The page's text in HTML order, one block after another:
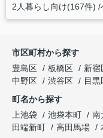
2人暮らし向け(167件)
市区町村から探す
豊島区
板橋区 新宿
中野区
渋谷区
目黒
町名から探す
上池袋
池袋本町 南
田端新町
高田馬場